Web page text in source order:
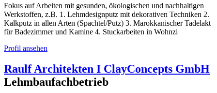
Fokus auf Arbeiten mit gesunden, ökologischen und nachhaltigen
Werkstoffen, z.B. 1. Lehmdesignputz mit dekorativen Techniken 2.
Kalkputz in allen Arten (Spachtel/Putz) 3. Marokkanischer Tadelakt
für Badezimmer und Kamine 4. Stuckarbeiten in Wohnzi
Profil ansehen
Raulf Architekten I ClayConcepts GmbH
Lehmbaufachbetrieb